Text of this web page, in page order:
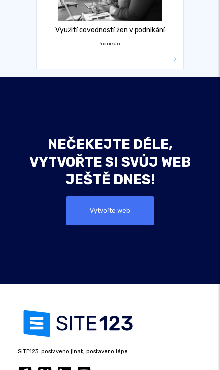
Využití dovedností žen v podnikání
Podnikání
NEČEKEJTE DÉLE,
VYTVOŘTE SI SVŮJ WEB
JEŠTĚ DNES!
Vytvořte web
SITE123: postaveno jinak, postaveno lépe.